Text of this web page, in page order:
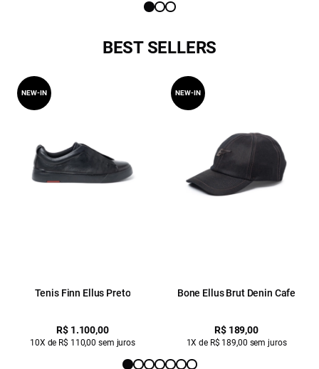
BEST SELLERS
Tenis Finn Ellus Preto
R$ 1.100,00
10X de R$ 110,00 sem juros
NEW-IN
Bone Ellus Brut Denin Cafe
R$ 189,00
1X de R$ 189,00 sem juros
NEW-IN